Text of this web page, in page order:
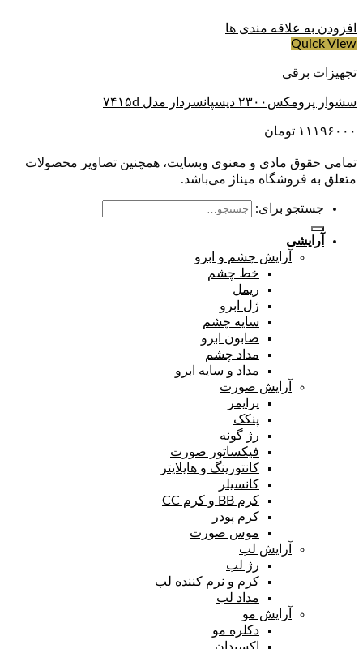
افزودن به علاقه مندی ها
Quick View
تجهیزات برقی
سشوار پرومکس۲۳۰۰ دیسپانسردار مدل ۷۴۱۵d
۱۱۱۹۶۰۰۰ تومان
تمامی حقوق مادی و معنوی وبسایت، همچنین تصاویر محصولات
متعلق به فروشگاه میناژ می‌باشد.
جستجو برای:
آرایشی
آرایش چشم و ابرو
خط چشم
ریمل
ژل ابرو
سایه چشم
صابون ابرو
مداد چشم
مداد و سایه ابرو
آرایش صورت
پرایمر
پنکک
رژ گونه
فیکساتور صورت
کانتورینگ و هایلایتر
کانسیلر
کرم BB و کرم CC
کرم پودر
موس صورت
آرایش لب
رژ لب
کرم و نرم کننده لب
مداد لب
آرایش مو
دکلره مو
اکسیدان